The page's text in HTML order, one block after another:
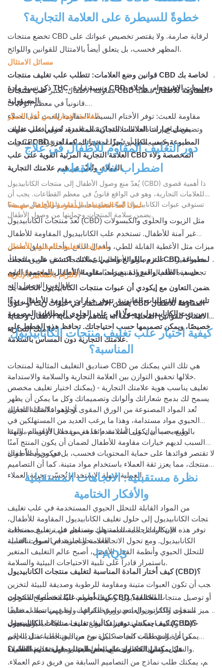
خطوةً للسيطرة على العلامة التجارية؟
تخضع منتجات CBD لرقابة صارمة. ولا يقتصر تخصيص عبواتك على
المظهر فحسب، بل يتعلق أيضاً بالامتثال للقوانين واللوائح.
مسائل الامتثال
قوانين وضع العلامات: تتطلب علب تغليف منتجات CBD الخاصة بك
ذكر نسبة مادة THC، ونسبة مادة CBD، وتعليمات الاستخدام، وإخلاء
المسؤولية.
مقاومة الأطفال: تعتبر علب منتجات CBD المقاومة للأطفالمطلباً
قانونياً في معظم الولايات.
مقاومة للعبث: توفر الأختام البسيطة المقاومة للعبث ثقة العملاء
وتضمن اتباع إرشادات السلامة. اكتشف المزيد حول أفضل عبوات
زيت CBD وكيف يمكن أن يُحدث تغيير الملصقات فرقًا.
العلامة التجارية من أجل التميّز
بفضل خيارات العلامات التجارية المتعددة، تُضفي علب تغليف
منتجات CBD المطبوعة حسب الطلب تميزًا لمنتجاتك. كما تُعزز
العلامة التجارية المرئية القوية على علب CBD المخصصة ولاء
العملاء، وتُعبّر عن قيم علامتك التجارية.
دور التغليف المقاوم للأطفال في علاج
اضطراب ثنائي القطب
يُعدّ منع وصول الأطفال إلى منتجات الكانابيديول (CBD) ذا أهمية قصوى
للعلامات التجارية، وهو في الواقع قانونٌ في معظم القطاعات. يجب أن
تستوفي عبوات الكانابيديول المخصصة معايير أمنية ولوائح صارمة، مما
يضمن سلامة المنتجات وحمايتها من وصول الأطفال.
لماذا تُعدّ التغليفات المقاومة للأطفال مهمة؟
تُعدّ منتجات الكانابيديول (CBD) مثل الزيوت والحلوى والكبسولات
غير آمنة للأطفال. تستخدم علب الكانابيديول المقاومة للأطفال
ميزات مثل الأغطية القابلة للطي، وأقفال الدفع، وأختام الغلق. تضمن
هذه الميزات عدم وصول الأطفال إلى المنتجات عن طريق الخطأ.
تجعل هذه الأقفال فتح المنتج صعبًا على الأطفال، بينما يسهل على
البالغين الوصول إليه.
مميزات التغليف المقاوم للأطفال
التزم باللوائح واحمي عملائك. اكتشف علب منتجات CBD المطبوعة
حسب الطلب والمزودة بميزات مقاومة للأطفال المعتمدة اليوم.
الالتزام بالمعايير الإدارية
يضمن التعاون مع إيكودي أن عبوات منتجات الكانابيديول الخاصة بك
تلبي جميع المتطلبات القانونية. تتوفر خيارات مقاومة للأطفال، بدءًا
من زيت الكانابيديول وصولًا إلى علب الحلوى المطاطية المصممة
خصيصًا، ويمكن تصميمها حسب احتياجاتك. تحافظ هذه الخطط على
علامتك التجارية دون المساس بالسلامة.
يضمن الاستثمار في عبوات زيت أو حلوى CBD المقاومة للأطفال
الامتثال للقوانين المحلية. كما أنه يساهم في حماية الأطفال وحماية
علامتك التجارية.
كيفية اختيار علب تغليف منتجات الكانابيديول
المناسبة؟
صناديق التغليف المثالية لمنتجات CBD هي تلك التي يمكنك من
خلالها تحقيق التوازن بين العلامة التجارية والسلامة والاستدامة.
تغليف يناسب هوية علامتك التجارية - (يمكنك اختيار تغليف مخصص
يسمح لك بدمج شعاراتك وألوانك وتصميماتك وكل ما يمكن أن يظهر
جوهر علامتك التجارية).
تُعد المواد المصنوعة من الورق المقوى أو المواد القابلة للتحلل
الحيوي مواد مستدامة، وهذا ما يرغب العديد من المستهلكين في
رؤيته، مما يدل على أنك تقدم خدمة من خلال الاهتمام بالبيئة.
بالطبع يجب أن تكون السلامة دائمًا في مقدمة الأولويات، ولهذا
السبب لديهم خيارات مقاومة للأطفال لضمان أن يكون المنتج آمنًا
في وجود الأطفال.
لا تقتصر فوائدها على حماية المحتويات فحسب، بل تعكس أيضاً جودة
منتجك، مما يعزز ثقة العملاء باستخدام مواد متينة. كما أن التصاميم
العملية سهلة الاستخدام تُحسّن تجربة العملاء.
نظرة مستقبلية: الاتجاهات المستقبلية
والأفكار الختامية
من المواد القابلة للتحلل الحيوي المستخدمة في علب تغليف
منتجات الكانابيديول إلى حلول تغليف الكانابيديول المقاومة للأطفال،
فإن البدائل المستدامة هي مستقبل علب تغليف منتجات
الكانابيديول. ومع تحول الاتجاهات نحو استخدام العبوات القابلة
للتحلل الحيوي وأنظمة القفل الأفضل، أصبح عالم التغليف المتغير
باستمرار قادراً على تلبية الاحتياجات البيئية والسلامة.
توفر هذه الابتكارات حماية للمستهلك وتساهم في ترسيخ مصداقية
العلامة التجارية في سوق تنافسية.
FAQS
كيف أختار المادة المناسبة لتغليف منتجات الكانابيديول (CBD)؟
يجب أن تكون العبوات متينة ومقاومة للرطوبة وصديقة للبيئة لتخزين
أو توصيل منتجات الكانابيديول. ومن الخيارات الشائعة ألواح الكرتون
المقوى والكرتون العادي وورق الكرافت، وهي مناسبة لمختلف
المنتجات.
كيف أصمم علبًا مخصصة لمنتجات CBD المختلفة؟
تتميز منتجات الكانابيديول بتعدد استخداماتها، ولذا فهي تتطلب تغليفًا
خاصًا. ولتلبية احتياجات مختلف أنواع منتجات الكانابيديول، يجب
مراعاة المتطلبات الخاصة لكل نوع من المنتجات، مثل الحجم
والشكل، وما إذا كانت حساسة أم متينة، وما يبحث عنه العملاء.
كيف يمكنني توفير تكاليف تغليف منتجات الكانابيديول (CBD)؟
يمكن أن يؤدي طلب كميات كبيرة من صناديق الطباعة لدينا إلى
تقليل التكاليف مع الحفاظ على جودة عالية للتغليف.
هل يمكنني الحصول على بعض العينات قبل تقديم الطلب؟
نعم، يمكنك طلب نماذج من التصاميم السابقة من فريق دعم العملاء.